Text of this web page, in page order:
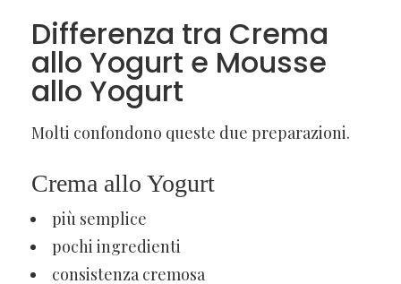
Differenza tra Crema
allo Yogurt e Mousse
allo Yogurt
Molti confondono queste due preparazioni.
Crema allo Yogurt
più semplice
pochi ingredienti
consistenza cremosa